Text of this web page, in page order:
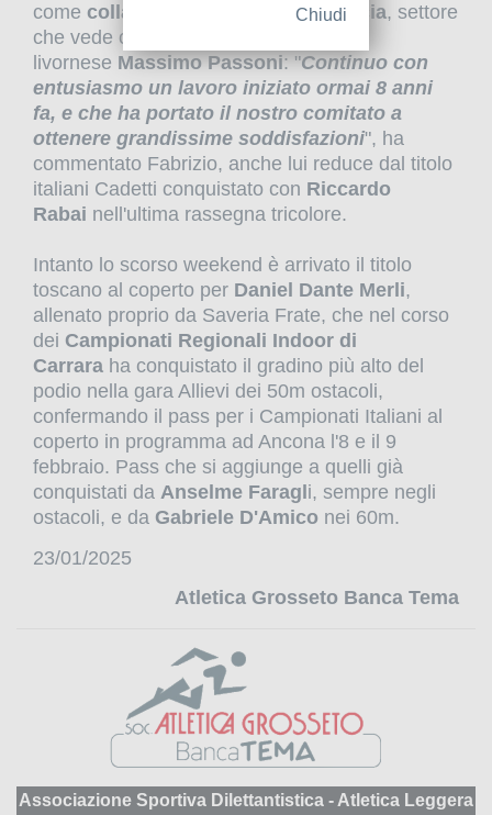
come collaboratore del settore marcia, settore
che vede come responsabile il
livornese Massimo Passoni: "Continuo con
entusiasmo un lavoro iniziato ormai 8 anni
fa, e che ha portato il nostro comitato a
ottenere grandissime soddisfazioni", ha
commentato Fabrizio, anche lui reduce dal titolo
italiani Cadetti conquistato con Riccardo
Rabai nell'ultima rassegna tricolore.
Intanto lo scorso weekend è arrivato il titolo
toscano al coperto per Daniel Dante Merli,
allenato proprio da Saveria Frate, che nel corso
dei Campionati Regionali Indoor di
Carrara ha conquistato il gradino più alto del
podio nella gara Allievi dei 50m ostacoli,
confermando il pass per i Campionati Italiani al
coperto in programma ad Ancona l'8 e il 9
febbraio. Pass che si aggiunge a quelli già
conquistati da Anselme Faragl i, sempre negli
ostacoli, e da Gabriele D'Amico nei 60m.
23/01/2025
Atletica Grosseto Banca Tema
Associazione Sportiva Dilettantistica - Atletica Leggera
Chiudi